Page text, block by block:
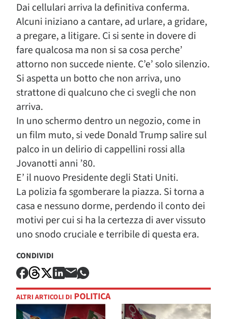
Dai cellulari arriva la definitiva conferma.
Alcuni iniziano a cantare, ad urlare, a gridare,
a pregare, a litigare. Ci si sente in dovere di
fare qualcosa ma non si sa cosa perche’
attorno non succede niente. C’e’ solo silenzio.
Si aspetta un botto che non arriva, uno
strattone di qualcuno che ci svegli che non
arriva.
In uno schermo dentro un negozio, come in
un film muto, si vede Donald Trump salire sul
palco in un delirio di cappellini rossi alla
Jovanotti anni ’80.
E’ il nuovo Presidente degli Stati Uniti.
La polizia fa sgomberare la piazza. Si torna a
casa e nessuno dorme, perdendo il conto dei
motivi per cui si ha la certezza di aver vissuto
uno snodo cruciale e terribile di questa era.
CONDIVIDI
ALTRI ARTICOLI DI POLITICA